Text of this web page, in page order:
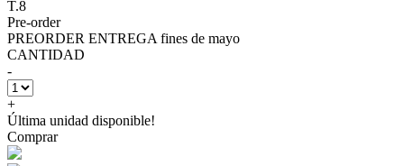
T.8
Pre-order
PREORDER ENTREGA fines de mayo
CANTIDAD
-
+
Última unidad disponible!
Comprar